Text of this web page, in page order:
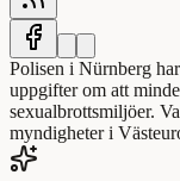
Polisen i Nürnberg
uppgifter om att
sexualbrottsmiljöer.
myndigheter i